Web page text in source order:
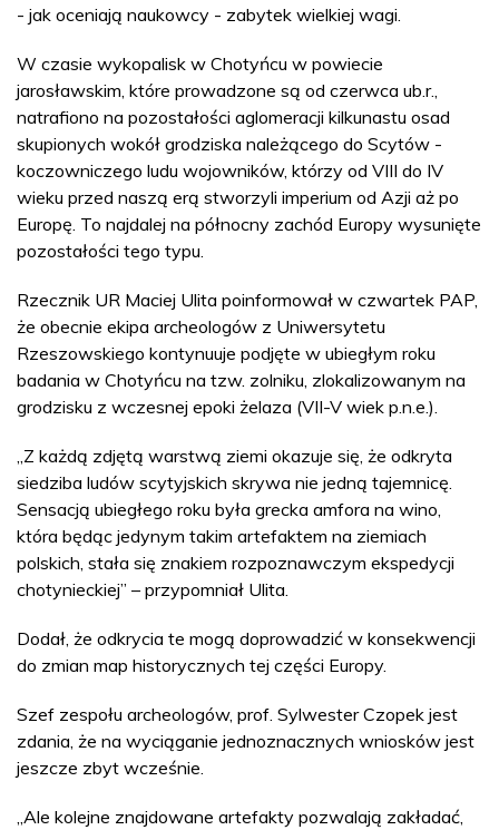
- jak oceniają naukowcy - zabytek wielkiej wagi.
W czasie wykopalisk w Chotyńcu w powiecie
jarosławskim, które prowadzone są od czerwca ub.r.,
natrafiono na pozostałości aglomeracji kilkunastu osad
skupionych wokół grodziska należącego do Scytów -
koczowniczego ludu wojowników, którzy od VIII do IV
wieku przed naszą erą stworzyli imperium od Azji aż po
Europę. To najdalej na północny zachód Europy wysunięte
pozostałości tego typu.
Rzecznik UR Maciej Ulita poinformował w czwartek PAP,
że obecnie ekipa archeologów z Uniwersytetu
Rzeszowskiego kontynuuje podjęte w ubiegłym roku
badania w Chotyńcu na tzw. zolniku, zlokalizowanym na
grodzisku z wczesnej epoki żelaza (VII-V wiek p.n.e.).
„Z każdą zdjętą warstwą ziemi okazuje się, że odkryta
siedziba ludów scytyjskich skrywa nie jedną tajemnicę.
Sensacją ubiegłego roku była grecka amfora na wino,
która będąc jedynym takim artefaktem na ziemiach
polskich, stała się znakiem rozpoznawczym ekspedycji
chotynieckiej” – przypomniał Ulita.
Dodał, że odkrycia te mogą doprowadzić w konsekwencji
do zmian map historycznych tej części Europy.
Szef zespołu archeologów, prof. Sylwester Czopek jest
zdania, że na wyciąganie jednoznacznych wniosków jest
jeszcze zbyt wcześnie.
„Ale kolejne znajdowane artefakty pozwalają zakładać,